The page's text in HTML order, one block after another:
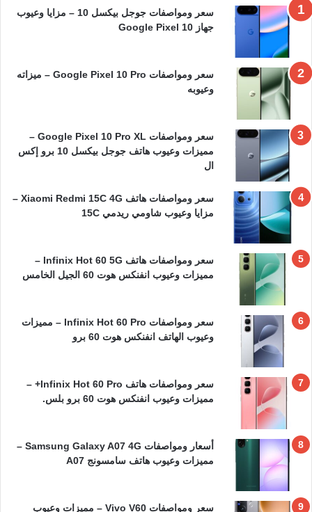
سعر ومواصفات جوجل بيكسل 10 – مزايا وعيوب
جهاز Google Pixel 10
سعر ومواصفات Google Pixel 10 Pro – ميزاته
وعيوبه
سعر ومواصفات Google Pixel 10 Pro XL –
مميزات وعيوب هاتف جوجل بيكسل 10 برو إكس
ال
سعر ومواصفات هاتف Xiaomi Redmi 15C 4G –
مزايا وعيوب شاومي ريدمي 15C
سعر ومواصفات هاتف Infinix Hot 60 5G –
مميزات وعيوب انفنكس هوت 60 الجيل الخامس
سعر ومواصفات Infinix Hot 60 Pro – مميزات
وعيوب الهاتف انفنكس هوت 60 برو
سعر ومواصفات هاتف Infinix Hot 60 Pro+ –
مميزات وعيوب انفنكس هوت 60 برو بلس.
أسعار ومواصفات Samsung Galaxy A07 4G –
مميزات وعيوب هاتف سامسونج A07
سعر ومواصفات Vivo V60 – مميزات وعيوب